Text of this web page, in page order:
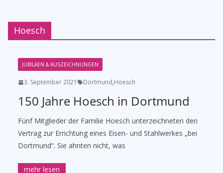
Hoesch
JUBILÄEN & AUSZEICHNUNGEN
3. September 2021 Dortmund,Hoesch
150 Jahre Hoesch in Dortmund
Fünf Mitglieder der Familie Hoesch unterzeichneten den
Vertrag zur Errichtung eines Eisen- und Stahlwerkes „bei
Dortmund“. Sie ahnten nicht, was